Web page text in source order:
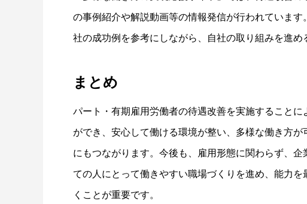
の事例紹介や解説動画等の情報発信が行われていま
社の成功例を参考にしながら、自社の取り組みを進め
まとめ
パート・有期雇用労働者の待遇改善を実施すること
ができ、安心して働ける環境が整い、多様な働き方
にもつながります。今後も、雇用形態に関わらず、
ての人にとって働きやすい職場づくりを進め、能力
くことが重要です。